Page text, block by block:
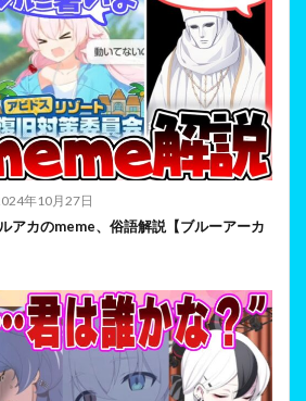
年10月27日
アカのmeme、俗語解説【ブルーアーカ